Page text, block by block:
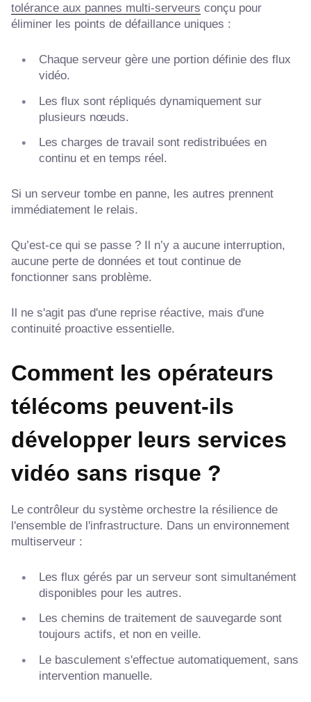
tolérance aux pannes multi-serveurs conçu pour
éliminer les points de défaillance uniques :
Chaque serveur gère une portion définie des flux
vidéo.
Les flux sont répliqués dynamiquement sur
plusieurs nœuds.
Les charges de travail sont redistribuées en
continu et en temps réel.
Si un serveur tombe en panne, les autres prennent
immédiatement le relais.
Qu’est-ce qui se passe ? Il n’y a aucune interruption,
aucune perte de données et tout continue de
fonctionner sans problème.
Il ne s'agit pas d'une reprise réactive, mais d'une
continuité proactive essentielle.
Comment les opérateurs
télécoms peuvent-ils
développer leurs services
vidéo sans risque ?
Le contrôleur du système orchestre la résilience de
l'ensemble de l'infrastructure. Dans un environnement
multiserveur :
Les flux gérés par un serveur sont simultanément
disponibles pour les autres.
Les chemins de traitement de sauvegarde sont
toujours actifs, et non en veille.
Le basculement s'effectue automatiquement, sans
intervention manuelle.